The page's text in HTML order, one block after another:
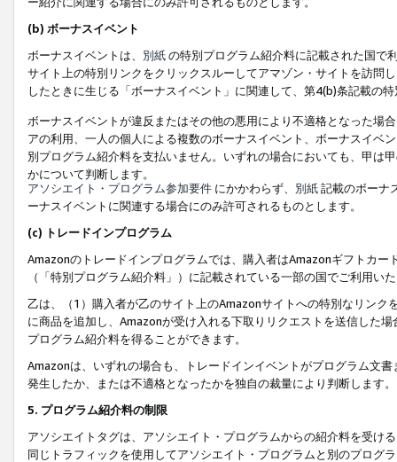
(b) ボーナスイベント
ボーナスイベントは、 別紙の特別プログラム紹介料に記載された国で
サイト上の特別リンクをクリックスルーしてアマゾン・サイトを訪問
したときに生じる「ボーナスイベント」に関連して、第4(b)条記載の
ボーナスイベントが違反またはその他の悪用により不適格となった場
アの利用、一人の個人による複数のボーナスイベント、ボーナスイベ
別プログラム紹介料を支払いません。いずれの場合においても、甲は
かについて判断します。
アソシエイト・プログラム参加要件 にかかわらず、 別紙記載のボーナ
ーナスイベントに関連する場合にのみ許可されるものとします。
(c) トレードインプログラム
Amazonのトレードインプログラムでは、購入者はAmazonギフトカ
（「特別プログラム紹介料」）に記載されている一部の国でご利用い
乙は、（1）購入者が乙のサイト上のAmazonサイトへの特別なリン
に商品を追加し、Amazonが受け入れる下取りリクエストを送信した
プログラム紹介料を得ることができます。
Amazonは、いずれの場合も、トレードインイベントがプログラム文
発生したか、または不適格となったかを独自の裁量により判断します。
5. プログラム紹介料の制限
アソシエイトタグは、アソシエイト・プログラムからの紹介料を受け
同じトラフィックを使用してアソシエイト・プログラムと別のプログ